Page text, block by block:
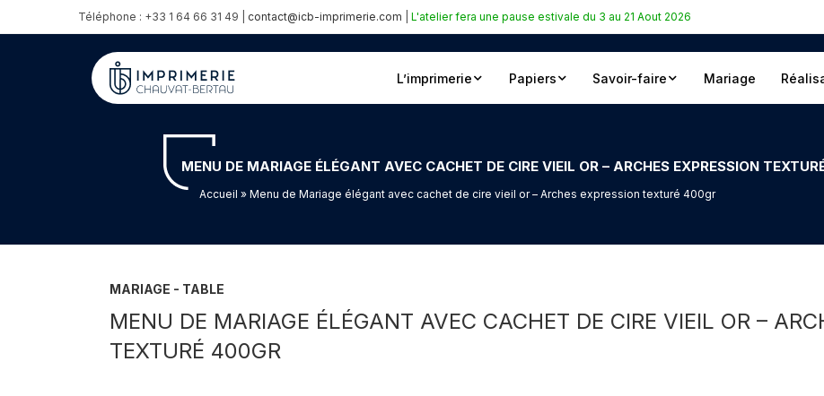
Téléphone : +33 1 64 66 31 49 | contact@icb-imprimerie.com L'atelier fera une pause estivale du 3 au 21 Aout 2026
L’imprimerie Papiers Savoir-faire Mariage
MENU DE MARIAGE ÉLÉGANT AVEC CACHET DE CIRE VIEIL OR – ARCHES EXPRESSION
Accueil » Menu de Mariage élégant avec cachet de cire vieil or – Arches expression texturé 400gr
MARIAGE - TABLE
MENU DE MARIAGE ÉLÉGANT AVEC CACHET DE CIRE VIEIL OR –
TEXTURÉ 400GR